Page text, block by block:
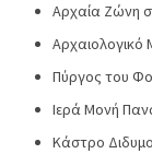
Αρχαία Ζώνη
Αρχαιολογικό
Πύργος του
Ιερά Μονή
Κάστρο